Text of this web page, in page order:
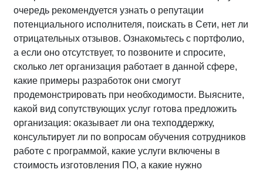
очередь рекомендуется узнать о репутации
потенциального исполнителя, поискать в Сети, нет ли
отрицательных отзывов. Ознакомьтесь с портфолио,
а если оно отсутствует, то позвоните и спросите,
сколько лет организация работает в данной сфере,
какие примеры разработок они смогут
продемонстрировать при необходимости. Выясните,
какой вид сопутствующих услуг готова предложить
организация: оказывает ли она техподдержку,
консультирует ли по вопросам обучения сотрудников
работе с программой, какие услуги включены в
стоимость изготовления ПО, а какие нужно